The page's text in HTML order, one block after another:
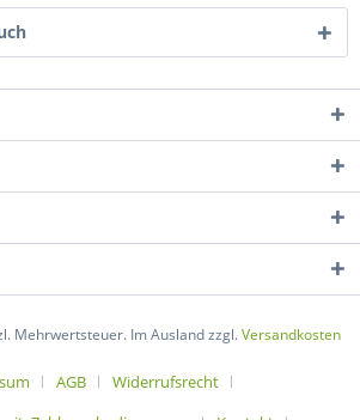
Mehrwertsteuer. Im Ausland zzgl.Versandkosten
AGB
Widerrufsrecht